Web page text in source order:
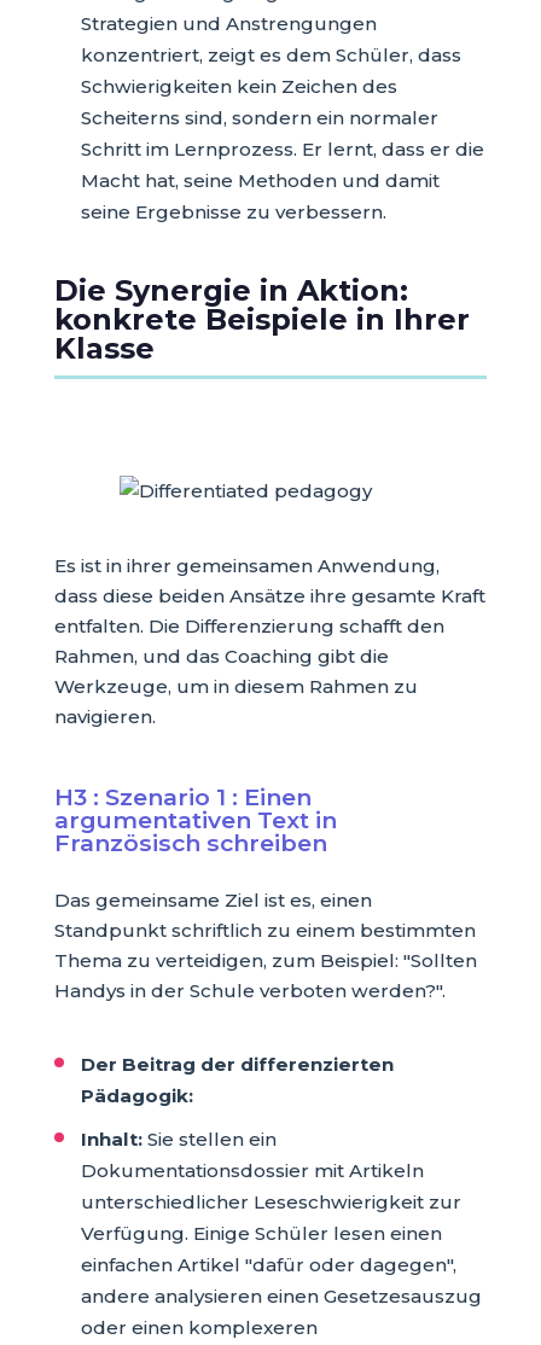
Strategien und Anstrengungen
konzentriert, zeigt es dem Schüler, dass
Schwierigkeiten kein Zeichen des
Scheiterns sind, sondern ein normaler
Schritt im Lernprozess. Er lernt, dass er die
Macht hat, seine Methoden und damit
seine Ergebnisse zu verbessern.
Die Synergie in Aktion:
konkrete Beispiele in Ihrer
Klasse
Es ist in ihrer gemeinsamen Anwendung,
dass diese beiden Ansätze ihre gesamte Kraft
entfalten. Die Differenzierung schafft den
Rahmen, und das Coaching gibt die
Werkzeuge, um in diesem Rahmen zu
navigieren.
H3 : Szenario 1 : Einen
argumentativen Text in
Französisch schreiben
Das gemeinsame Ziel ist es, einen
Standpunkt schriftlich zu einem bestimmten
Thema zu verteidigen, zum Beispiel: "Sollten
Handys in der Schule verboten werden?".
Der Beitrag der differenzierten
Pädagogik:
Inhalt:Sie stellen ein
Dokumentationsdossier mit Artikeln
unterschiedlicher Leseschwierigkeit zur
Verfügung. Einige Schüler lesen einen
einfachen Artikel "dafür oder dagegen",
andere analysieren einen Gesetzesauszug
oder einen komplexeren